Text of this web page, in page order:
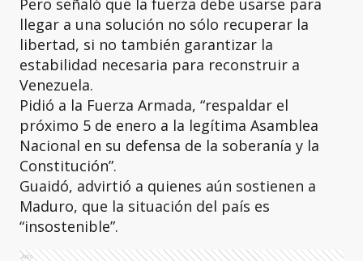
Pero señaló que la fuerza debe usarse para
llegar a una solución no sólo recuperar la
libertad, si no también garantizar la
estabilidad necesaria para reconstruir a
Venezuela.
Pidió a la Fuerza Armada, “respaldar el
próximo 5 de enero a la legítima Asamblea
Nacional en su defensa de la soberanía y la
Constitución”.
Guaidó, advirtió a quienes aún sostienen a
Maduro, que la situación del país es
“insostenible”.
Ads